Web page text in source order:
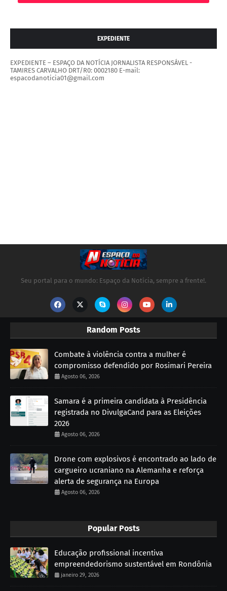
EXPEDIENTE
EXPEDIENTE – ESPAÇO DA NOTÍCIA JORNALISTA RESPONSÁVEL -
TAMIRES CARVALHO DRT/R0: 0002180 E-mail:
espacodanoticia01@gmail.com
Seu portal para o mundo: Espaço da Notícia, sempre a frente!.
Random Posts
Combate à violência contra a mulher é
compromisso defendido por Rosimari Pereira
Agosto 06, 2026
Samara é a primeira candidata à Presidência
registrada no DivulgaCand para as Eleições
2026
Agosto 06, 2026
Drone com explosivos é encontrado ao lado de
cargueiro ucraniano na Alemanha e reforça
alerta de segurança na Europa
Agosto 06, 2026
Popular Posts
Educação profissional incentiva
empreendedorismo sustentável em Rondônia
janeiro 29, 2026